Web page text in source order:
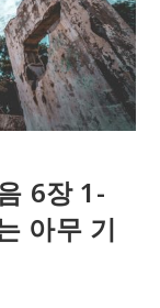
6장 1-
아무 기